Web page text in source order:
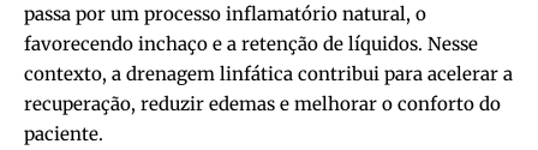
passa por um processo inflamatório natural, o
favorecendo inchaço e a retenção de líquidos. Nesse
contexto, a drenagem linfática contribui para acelerar a
recuperação, reduzir edemas e melhorar o conforto do
paciente.